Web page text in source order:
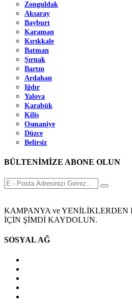
Zonguldak
Aksaray
Bayburt
Karaman
Kırıkkale
Batman
Şırnak
Bartın
Ardahan
Iğdır
Yalova
Karabük
Kilis
Osmaniye
Düzce
Belirsiz
BÜLTENİMİZE ABONE OLUN
KAMPANYA ve
İÇİN ŞİMDİ KAYDOLUN.
SOSYAL AĞ